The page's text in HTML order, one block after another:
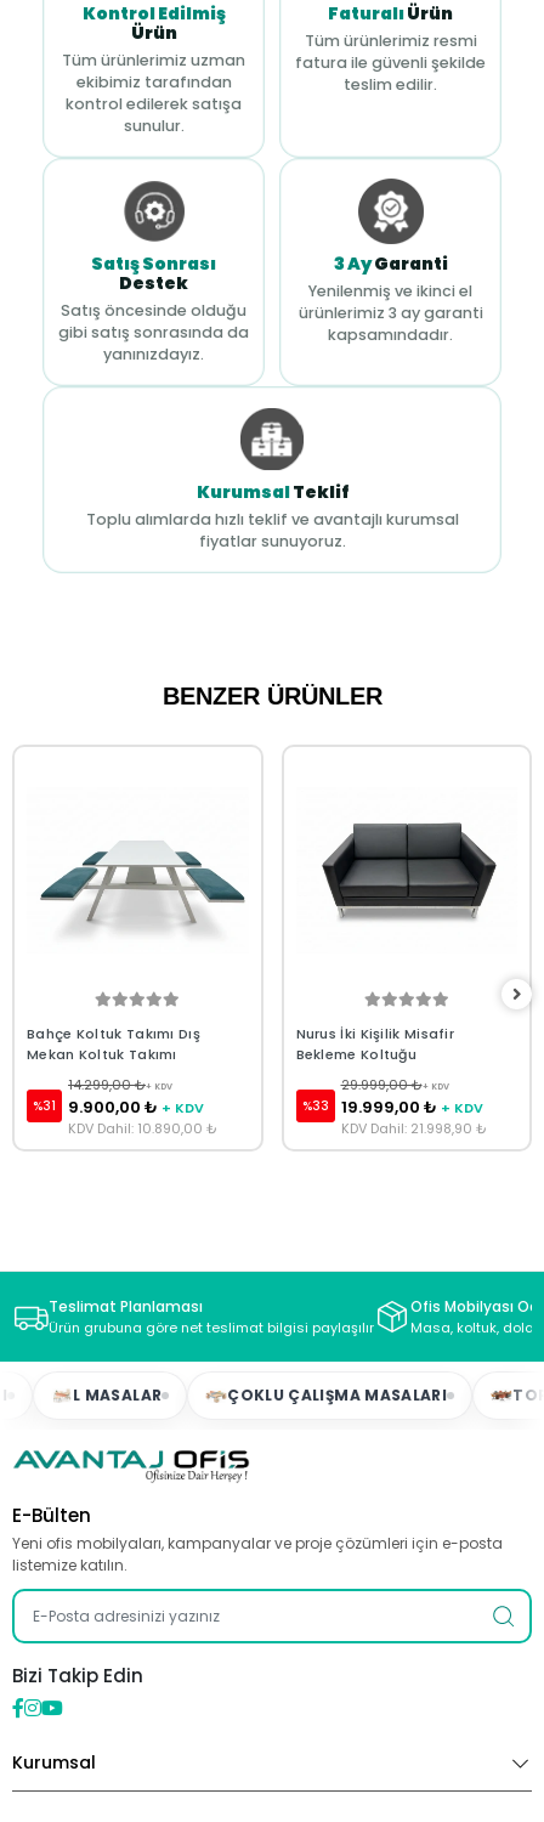
Kontrol Edilmiş
Ürün
Tüm ürünlerimiz uzman
ekibimiz tarafından
kontrol edilerek satışa
sunulur.
FaturalıÜrün
Tüm ürünlerimiz resmi
fatura ile güvenli şekilde
teslim edilir.
Satış Sonrası
Destek
Satış öncesinde olduğu
gibi satış sonrasında da
yanınızdayız.
3 AyGaranti
Yenilenmiş ve ikinci el
ürünlerimiz 3 ay garanti
kapsamındadır.
KurumsalTeklif
Toplu alımlarda hızlı teklif ve avantajlı kurumsal
fiyatlar sunuyoruz.
BENZER ÜRÜNLER
Bahçe Koltuk Takımı Dış
Mekan Koltuk Takımı
%31
14.299,00 ₺+ KDV
9.900,00 ₺ + KDV
KDV Dahil: 10.890,00 ₺
Nurus İki Kişilik Misafir
Bekleme Koltuğu
%33
29.999,00 ₺+ KDV
19.999,00 ₺ + KDV
KDV Dahil: 21.998,90 ₺
Teslimat Planlaması
Ürün grubuna göre net teslimat bilgisi paylaşılır
Ofis Mobilyası
Masa, koltuk,
L MASALAR ÇOKLU ÇALIŞMA MASALARI
E-Bülten
Yeni ofis mobilyaları, kampanyalar ve proje çözümleri için e-posta
listemize katılın.
Bizi Takip Edin
Kurumsal